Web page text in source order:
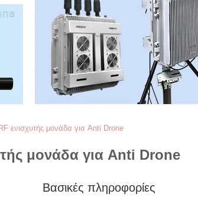
ενισχυτής μονάδα για Anti Drone
μονάδα για Anti Drone
Βασικές πληροφορίες